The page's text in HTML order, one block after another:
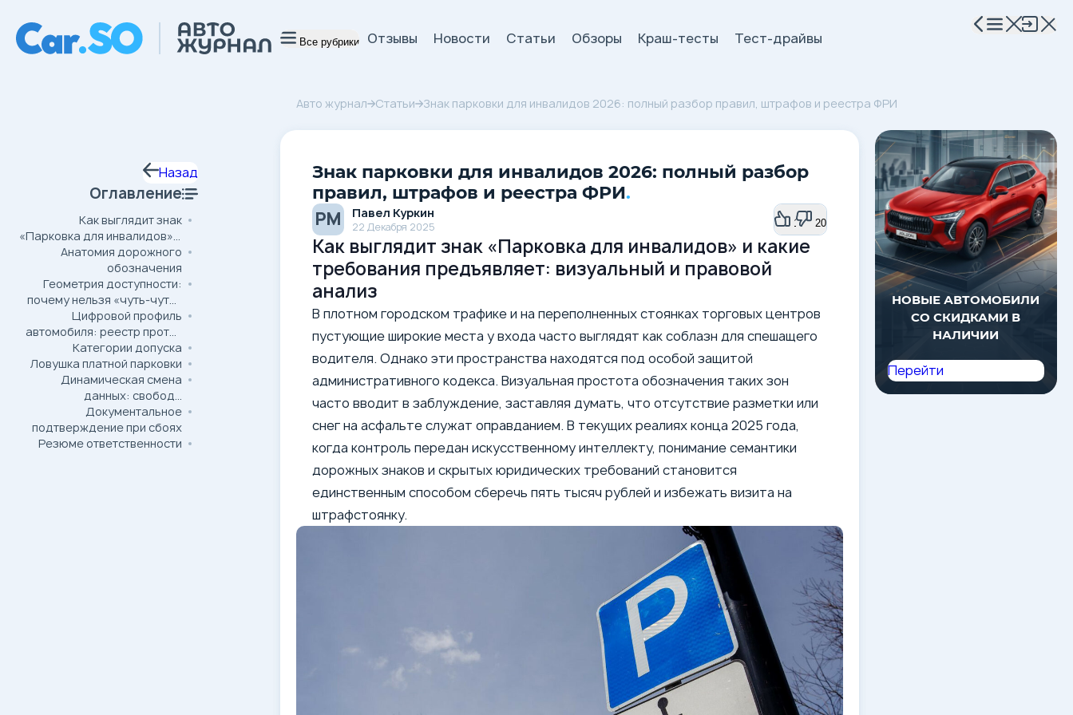
Все рубрики Отзывы Новости Статьи Обзоры Краш-тесты Тест-драйвы
Авто журнал Статьи Знак парковки для инвалидов 2026: полный разбор правил, штрафов и реестра ФРИ
Назад
Оглавление
Как выглядит знак
«Парковка для инвалидов» и
какие требования
предъявляет: визуальный и
правовой анализ
Анатомия дорожного
обозначения
Геометрия доступности:
почему нельзя «чуть-чуть»
заехать
Цифровой профиль
автомобиля: реестр против
наклейки
Категории допуска
Ловушка платной парковки
Динамическая смена
данных: свобода
передвижения
Документальное
подтверждение при сбоях
Резюме ответственности
Знак парковки для инвалидов 2026: полный разбор
правил, штрафов и реестра ФРИ.
РМ
Павел Куркин
22 Декабря 2025 13 20
Как выглядит знак «Парковка для инвалидов» и какие
требования предъявляет: визуальный и правовой
анализ
В плотном городском трафике и на переполненных стоянках торговых центров
пустующие широкие места у входа часто выглядят как соблазн для спешащего
водителя. Однако эти пространства находятся под особой защитой
административного кодекса. Визуальная простота обозначения таких зон
часто вводит в заблуждение, заставляя думать, что отсутствие разметки или
снег на асфальте служат оправданием. В текущих реалиях конца 2025 года,
когда контроль передан искусственному интеллекту, понимание семантики
дорожных знаков и скрытых юридических требований становится
единственным способом сберечь пять тысяч рублей и избежать визита на
штрафстоянку.
НОВЫЕ АВТОМОБИЛИ
СО СКИДКАМИ В
НАЛИЧИИ
Перейти